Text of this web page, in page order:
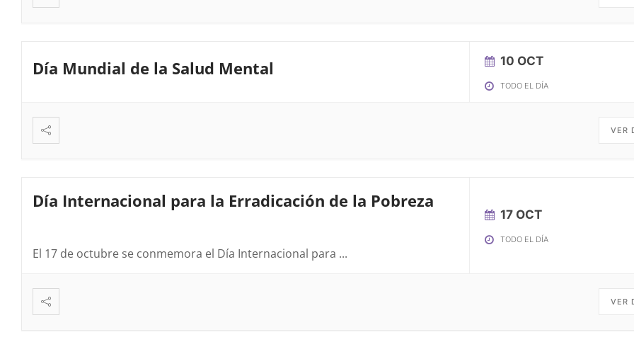
Día Mundial de la Salud Mental 10 OCT
TODO EL DÍA
VER
Día Internacional para la Erradicación de la Pobreza
El 17 de octubre se conmemora el Día Internacional para ...
17 OCT
TODO EL DÍA
VER